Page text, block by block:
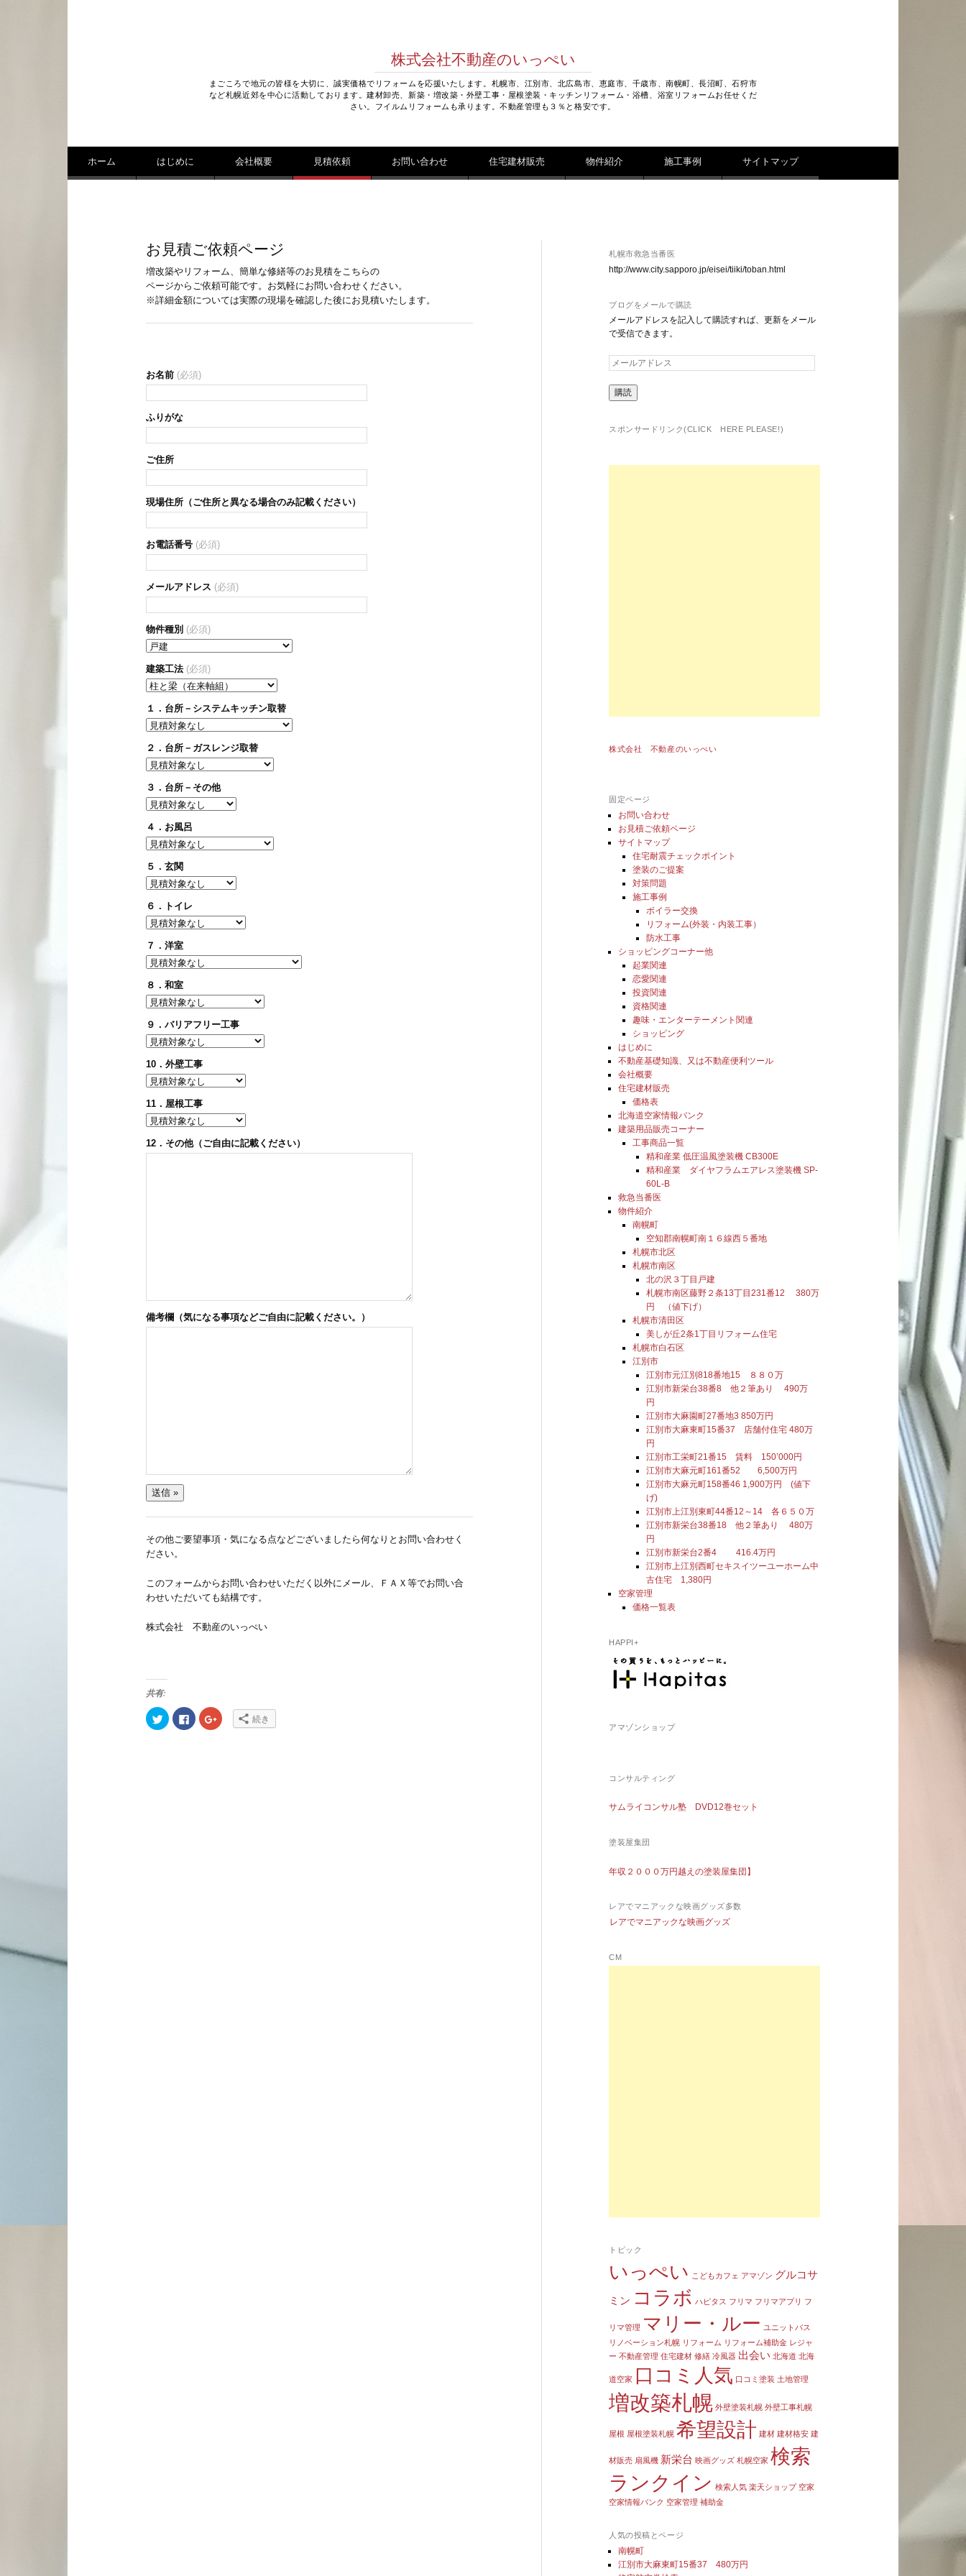
株式会社不動産のいっぺい
まごころで地元の皆様を大切に、誠実価格でリフォームを応援いたします。札幌市、江別市、北広島市、恵庭市、千歳市、南幌町、長沼町、石狩市
など札幌近郊を中心に活動しております。建材卸売、新築・増改築・外壁工事・屋根塗装・キッチンリフォーム・浴槽、浴室リフォームお任せくだ
さい。フイルムリフォームも承ります。不動産管理も３％と格安です。
コンテンツへ移動
ホーム はじめに 会社概要 見積依頼 お問い合わせ 住宅建材販売 物件紹介 施工事例 サイトマップ
お見積ご依頼ページ
増改築やリフォーム、簡単な修繕等のお見積をこちらの
ページからご依頼可能です。お気軽にお問い合わせください。
※詳細金額については実際の現場を確認した後にお見積いたします。
お名前 (必須)
ふりがな
ご住所
現場住所（ご住所と異なる場合のみ記載ください）
お電話番号 (必須)
メールアドレス (必須)
物件種別 (必須)
建築工法 (必須)
１．台所－システムキッチン取替
２．台所－ガスレンジ取替
３．台所－その他
４．お風呂
５．玄関
６．トイレ
７．洋室
８．和室
９．バリアフリー工事
10．外壁工事
11．屋根工事
12．その他（ご自由に記載ください）
備考欄（気になる事項などご自由に記載ください。）
その他ご要望事項・気になる点などございましたら何なりとお問い合わせく
ださい。
このフォームからお問い合わせいただく以外にメール、ＦＡＸ等でお問い合
わせいただいても結構です。
株式会社 不動産のいっぺい
共有:
ク
リ
Facebook
で
ク
リ 続き
札幌市救急当番医
http://www.city.sapporo.jp/eisei/tiiki/toban.html
ブログをメールで購読
メールアドレスを記入して購読すれば、更新をメール
で受信できます。
メ
ル
ア
レ
スポンサードリンク(CLICK HERE PLEASE!)
株式会社 不動産のいっぺい
固定ページ
お問い合わせ
お見積ご依頼ページ
サイトマップ
住宅耐震チェックポイント
塗装のご提案
対策問題
施工事例
ボイラー交換
リフォーム(外装・内装工事）
防水工事
ショッピングコーナー他
起業関連
恋愛関連
投資関連
資格関連
趣味・エンターテーメント関連
ショッピング
はじめに
不動産基礎知識、又は不動産便利ツール
会社概要
住宅建材販売
価格表
北海道空家情報バンク
建築用品販売コーナー
工事商品一覧
精和産業 低圧温風塗装機 CB300E
精和産業 ダイヤフラムエアレス塗装機 SP-
60L-B
救急当番医
物件紹介
南幌町
空知郡南幌町南１６線西５番地
札幌市北区
札幌市南区
北の沢３丁目戸建
札幌市南区藤野２条13丁目231番12 380万
円 （値下げ）
札幌市清田区
美しが丘2条1丁目リフォーム住宅
札幌市白石区
江別市
江別市元江別818番地15 ８８０万
江別市新栄台38番8 他２筆あり 490万
円
江別市大麻園町27番地3 850万円
江別市大麻東町15番37 店舗付住宅 480万
円
江別市工栄町21番15 賃料 150’000円
江別市大麻元町161番52 6,500万円
江別市大麻元町158番46 1,900万円 (値下
げ)
江別市上江別東町44番12～14 各６５０万
江別市新栄台38番18 他２筆あり 480万
円
江別市新栄台2番4 416.4万円
江別市上江別西町セキスイツーユーホーム中
古住宅 1,380円
空家管理
価格一覧表
HAPPI+
アマゾンショップ
コンサルティング
サムライコンサル塾 DVD12巻セット
塗装屋集団
年収２０００万円越えの塗装屋集団】
レアでマニアックな映画グッズ多数
レアでマニアックな映画グッズ
CM
トピック
いっぺい こどもカフェ アマゾン グルコサ
ミン コラボ ハピタス フリマ フリマアプリ フ
リマ管理 マリー・ルー ユニットバス
リノベーション札幌 リフォーム リフォーム補助金 レジャ
ー 不動産管理 住宅建材 修繕 冷風器 出会い 北海道 北海
道空家 口コミ人気 口コミ塗装 土地管理
増改築札幌 外壁塗装札幌 外壁工事札幌
屋根 屋根塗装札幌 希望設計 建材 建材格安 建
材販売 扇風機 新栄台 映画グッズ 札幌空家 検索
ランクイン 検索人気 楽天ショップ 空家
空家情報バンク 空家管理 補助金
人気の投稿とページ
南幌町
江別市大麻東町15番37 480万円